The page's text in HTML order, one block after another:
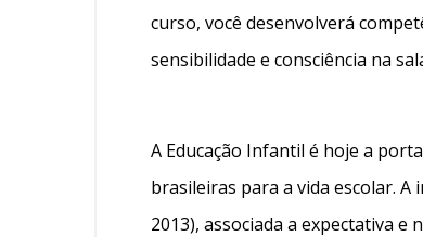
curso, você desenvolverá
sensibilidade e consciência na
A Educação Infantil é hoje a
brasileiras para a vida escolar. A
2013), associada a expectativa e